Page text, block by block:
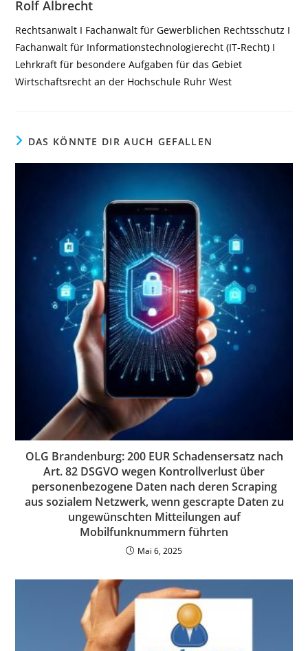
Rolf Albrecht
Rechtsanwalt I Fachanwalt für Gewerblichen Rechtsschutz I
Fachanwalt für Informationstechnologierecht (IT-Recht) I
Lehrkraft für besondere Aufgaben für das Gebiet
Wirtschaftsrecht an der Hochschule Ruhr West
DAS KÖNNTE DIR AUCH GEFALLEN
OLG Brandenburg: 200 EUR Schadensersatz nach
Art. 82 DSGVO wegen Kontrollverlust über
personenbezogene Daten nach deren Scraping
aus sozialem Netzwerk, wenn gescrapte Daten zu
ungewünschten Mitteilungen auf
Mobilfunknummern führten
Mai 6, 2025